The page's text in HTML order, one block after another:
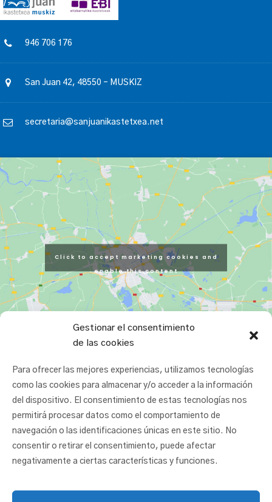
Gestionar el consentimiento
de las cookies
Para ofrecer las mejores experiencias, utilizamos tecnologías
como las cookies para almacenar y/o acceder a la información
del dispositivo. El consentimiento de estas tecnologías nos
permitirá procesar datos como el comportamiento de
navegación o las identificaciones únicas en este sitio. No
consentir o retirar el consentimiento, puede afectar
negativamente a ciertas características y funciones.
946 706 176
San Juan 42, 48550 – MUSKIZ
secretaria@sanjuanikastetxea.net
Click to accept marketing cookies and
enable this content